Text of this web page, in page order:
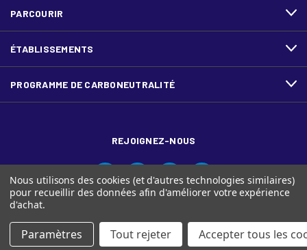
PARCOURIR
ÉTABLISSEMENTS
PROGRAMME DE CARBONEUTRALITÉ
REJOIGNEZ-NOUS
© Ariva, et le logo Ariva sont des marques de commerce de
Nous utilisons des cookies (et d'autres technologies similaires)
pour recueillir des données afin d'améliorer votre expérience
d'achat.
Paramètres Tout rejeter Accepter tous les